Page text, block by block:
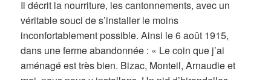
Il décrit la nourriture, les cantonnements, avec un
véritable souci de s’installer le moins
inconfortablement possible. Ainsi le 6 août 1915,
dans une ferme abandonnée : « Le coin que j’ai
aménagé est très bien. Bizac, Monteil, Arnaudie et